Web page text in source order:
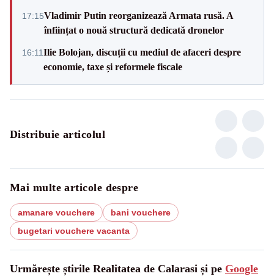
17:15Vladimir Putin reorganizează Armata rusă. A
înființat o nouă structură dedicată dronelor
16:11Ilie Bolojan, discuții cu mediul de afaceri despre
economie, taxe și reformele fiscale
Distribuie articolul
Mai multe articole despre
amanare vouchere
bani vouchere
bugetari vouchere vacanta
Urmărește știrile Realitatea de Calarasi și pe Google